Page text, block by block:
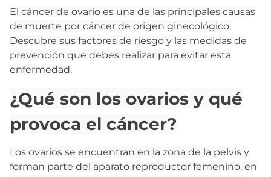
El cáncer de ovario es una de las principales causas
de muerte por cáncer de origen ginecológico.
Descubre sus factores de riesgo y las medidas de
prevención que debes realizar para evitar esta
enfermedad.
¿Qué son los ovarios y qué
provoca el cáncer?
Los ovarios se encuentran en la zona de la pelvis y
forman parte del aparato reproductor femenino, en